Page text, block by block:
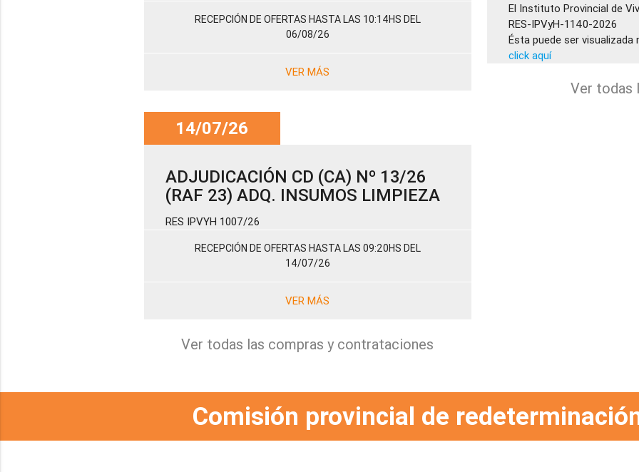
RECEPCIÓN DE OFERTAS HASTA LAS 10:14HS DEL
06/08/26
VER MÁS
14/07/26
ADJUDICACIÓN CD (CA) Nº 13/26
(RAF 23) ADQ. INSUMOS LIMPIEZA
RES IPVYH 1007/26
RECEPCIÓN DE OFERTAS HASTA LAS 09:20HS DEL
14/07/26
VER MÁS
Ver todas las compras y contrataciones
El Instituto Provincial de
RES-IPVyH-1140-2026
Ésta puede ser visualizada
click aquí
Ver todas
Comisión provincial de